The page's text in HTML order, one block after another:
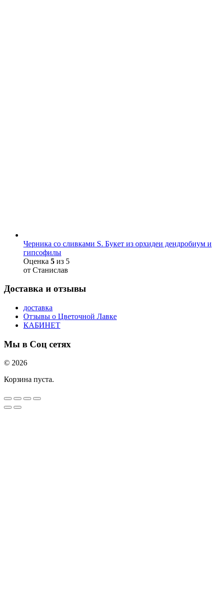
Черника со сливками S. Букет из орхидеи дендробиум и
гипсофилы
Оценка 5 из 5
от Станислав
Доставка и отзывы
доставка
Отзывы о Цветочной Лавке
КАБИНЕТ
Мы в Соц сетях
© 2026
Корзина пуста.